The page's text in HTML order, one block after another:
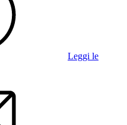
Leggi le